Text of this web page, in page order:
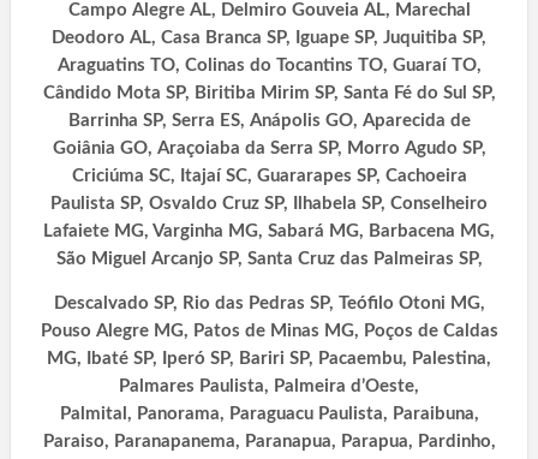
Campo Alegre AL, Delmiro Gouveia AL, Marechal
Deodoro AL, Casa Branca SP, Iguape SP, Juquitiba SP,
Araguatins TO, Colinas do Tocantins TO, Guaraí TO,
Cândido Mota SP, Biritiba Mirim SP, Santa Fé do Sul SP,
Barrinha SP, Serra ES, Anápolis GO, Aparecida de
Goiânia GO, Araçoiaba da Serra SP, Morro Agudo SP,
Criciúma SC, Itajaí SC, Guararapes SP, Cachoeira
Paulista SP, Osvaldo Cruz SP, Ilhabela SP, Conselheiro
Lafaiete MG, Varginha MG, Sabará MG, Barbacena MG,
São Miguel Arcanjo SP, Santa Cruz das Palmeiras SP,
Descalvado SP, Rio das Pedras SP, Teófilo Otoni MG,
Pouso Alegre MG, Patos de Minas MG, Poços de Caldas
MG, Ibaté SP, Iperó SP, Bariri SP, Pacaembu, Palestina,
Palmares Paulista, Palmeira d’Oeste,
Palmital, Panorama, Paraguacu Paulista, Paraibuna,
Paraiso, Paranapanema, Paranapua, Parapua, Pardinho,